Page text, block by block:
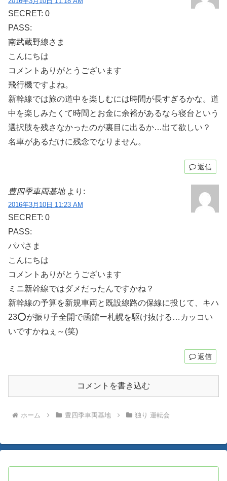
SECRET: 0
PASS:
南武蔵野線さま
こんにちは
コメントありがとうございます
飛行機ですよね。
新幹線では旅の道中を楽しむには時間が長すぎるかな。道
中を楽しみたくて時間とお金に余裕があるなら寝台という
選択肢を残さなかったのが裏目に出るか…出て欲しい？
名車があるだけに残念でなりません。
返信
豊四季車両基地 より:
2016年3月10日 11:23 AM
SECRET: 0
PASS:
パパさま
こんにちは
コメントありがとうございます
ミニ新幹線ではダメだったんですかね？
新幹線の予算を新規車両と既設線路の保線に投じて、キハ
23⭕が振り子全開で函館ー札幌を駆け抜ける…カッコい
いですかねぇ～(笑)
返信
コメントを書き込む
ホーム 豊四季車両基地 独り 運転会